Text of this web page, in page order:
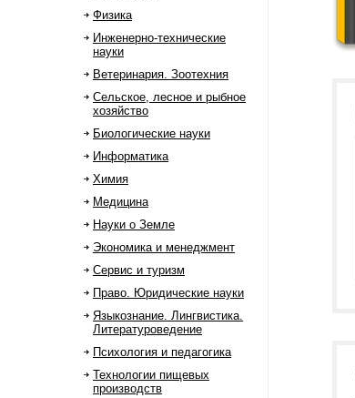
Физика
Инженерно-технические
науки
Ветеринария. Зоотехния
Сельское, лесное и рыбное
хозяйство
Биологические науки
Информатика
Химия
Медицина
Науки о Земле
Экономика и менеджмент
Сервис и туризм
Право. Юридические науки
Языкознание. Лингвистика.
Литературоведение
Психология и педагогика
Технологии пищевых
производств